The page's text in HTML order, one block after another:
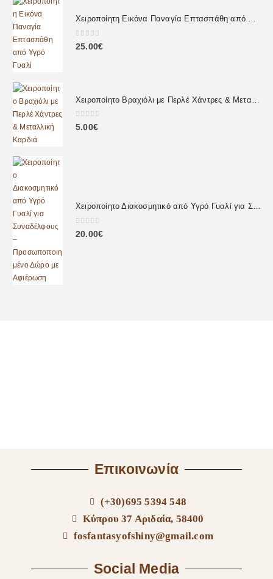
Χειροποίητη Εικόνα Παναγία Επτασπάθη από Υγρό Γυαλί
0out of 5
25.00€
0 out of 5
5.00€
Χειροποίητο Διακοσμητικό από Υγρό Γυαλί για Συναδέλφους – Προσωποποιημένο Δώρο με Αφιέρωση
0out of 5
20.00€
Επικοινωνία
(+30)695 5394 548
Κύπρου 37 Αριδαία, 58400
fosfantasyofshiny@gmail.com
Social Media